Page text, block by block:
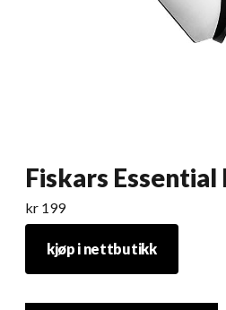
Fiskars Essential
kr 199
kjøp i nettbutikk